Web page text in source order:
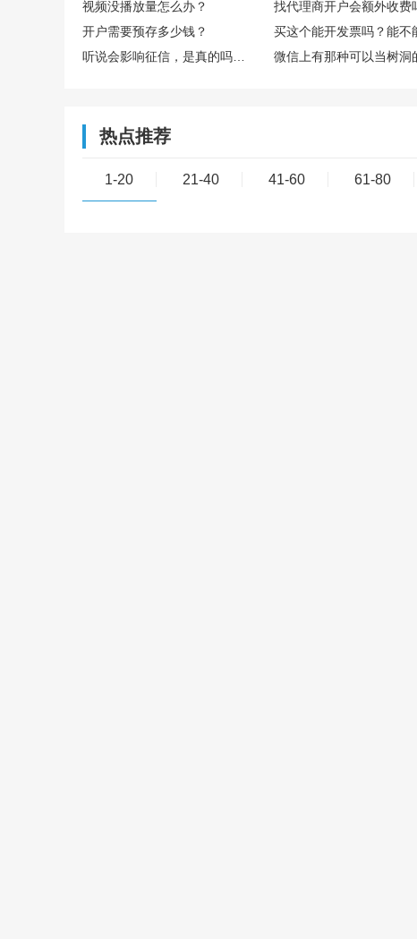
视频没播放量怎么办？
找代理商开户会额外收费
开户需要预存多少钱？
热点推荐
1-20 21-40 41-60 61-80